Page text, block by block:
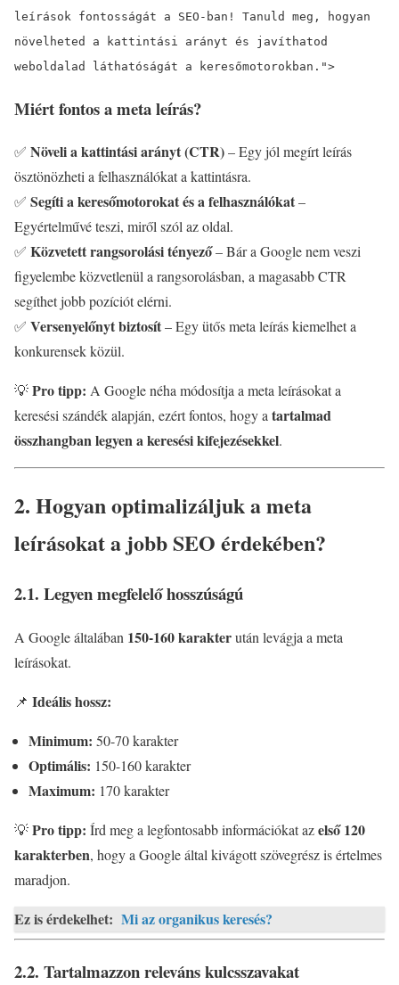
leírások fontosságát a SEO-ban! Tanuld meg, hogyan
növelheted a kattintási arányt és javíthatod
weboldalad láthatóságát a keresőmotorokban.">
Miért fontos a meta leírás?
✅ Növeli a kattintási arányt (CTR)– Egy jól megírt leírás
ösztönözheti a felhasználókat a kattintásra.
✅ Segíti a keresőmotorokat és a felhasználókat–
Egyértelművé teszi, miről szól az oldal.
✅ Közvetett rangsorolási tényező– Bár a Google nem veszi
figyelembe közvetlenül a rangsorolásban, a magasabb CTR
segíthet jobb pozíciót elérni.
✅ Versenyelőnyt biztosít– Egy ütős meta leírás kiemelhet a
konkurensek közül.
💡Pro tipp: A Google néha módosítja a meta leírásokat a
keresési szándék alapján, ezért fontos, hogy atartalmad
összhangban legyen a keresési kifejezésekkel.
2. Hogyan optimalizáljuk a meta
leírásokat a jobb SEO érdekében?
2.1. Legyen megfelelő hosszúságú
A Google általában 150-160 karakterután levágja a meta
leírásokat.
📌 Ideális hossz:
Minimum: 50-70 karakter
Optimális: 150-160 karakter
Maximum: 170 karakter
💡Pro tipp: Írd meg a legfontosabb információkat azelső 120
karakterben, hogy a Google által kivágott szövegrész is értelmes
maradjon.
Ez is érdekelhet: Mi az organikus keresés?
2.2. Tartalmazzon releváns kulcsszavakat